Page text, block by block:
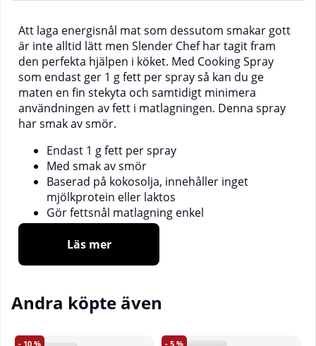
Att laga energisnål mat som dessutom smakar gott
är inte alltid lätt men Slender Chef har tagit fram
den perfekta hjälpen i köket. Med Cooking Spray
som endast ger 1 g fett per spray så kan du ge
maten en fin stekyta och samtidigt minimera
användningen av fett i matlagningen. Denna spray
har smak av smör.
Endast 1 g fett per spray
Med smak av smör
Baserad på kokosolja, innehåller inget
mjölkprotein eller laktos
Gör fettsnål matlagning enkel
Att dra ner på fettinnehållet i maten är ett effektivt
innehåller mer än dubbelt så mycket energi per
gram än protein och kolhydrater. För dig som vill
Läs mer
Andra köpte även
10 5